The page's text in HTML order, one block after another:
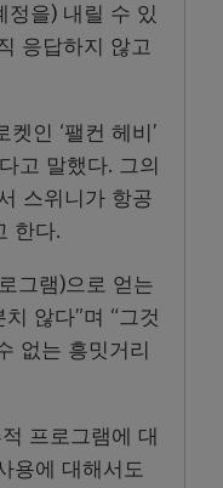
정을) 내릴 수 있
응답하지 않고
인 ‘팰컨 헤비’
고 말했다. 그의
스위니가 항공
한다.
그램)으로 얻는
않다”며 “그것
없는 흥밋거리
프로그램에 대
용에 대해서도